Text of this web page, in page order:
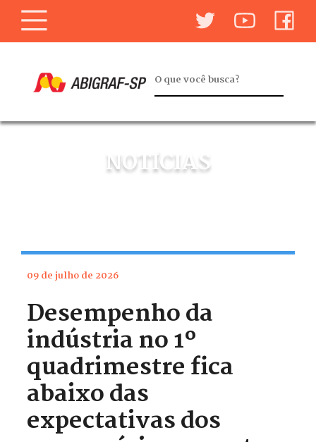
NOTÍCIAS
09 de julho de 2026
Desempenho da
indústria no 1º
quadrimestre fica
abaixo das
expectativas dos